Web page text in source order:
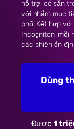
hỗ trợ, có sẵn
với nhắm mục
phố. Kết hợp
Incogniton, mỗi
các phiên ổn
Dùng
Được 1